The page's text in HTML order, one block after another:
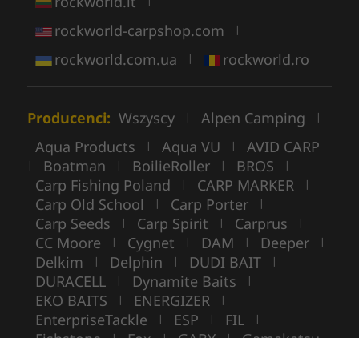
rockworld-carpshop.com |
rockworld.com.ua | rockworld.ro
Producenci: Wszyscy | Alpen Camping |
Aqua Products | Aqua VU | AVID CARP
| Boatman | BoilieRoller | BROS |
Carp Fishing Poland | CARP MARKER |
Carp Old School | Carp Porter |
Carp Seeds | Carp Spirit | Carprus |
CC Moore | Cygnet | DAM | Deeper |
Delkim | Delphin | DUDI BAIT |
DURACELL | Dynamite Baits |
EKO BAITS | ENERGIZER |
EnterpriseTackle | ESP | FIL |